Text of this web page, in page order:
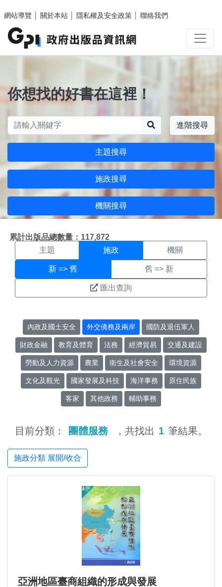
網站導覽
關於本站 隱私權及安全政策 聯絡我們
你想找的好書在這裡！
進階搜尋
主題搜尋
施政搜尋
機關搜尋
累計出版品總數量：117,872
施政搜尋結果頁面
主題 施政 機關
新 => 舊 舊 => 新
匯出查詢
內政及國土安全 外交僑務及兩岸 國防及退伍軍人
財政金融 教育及體育 法務 經濟貿易 交通及建設
勞動及人力資源 農業 衛生及社會安全 環境資源
文化及觀光 國家發展及科技 海洋事務 原住民族
客家 其他政務 輔助事務
目前分類： 團體服務 ，共找出 1 筆結果。
施政分類 展開/收合
亞洲地區臺商組織的形成與發展